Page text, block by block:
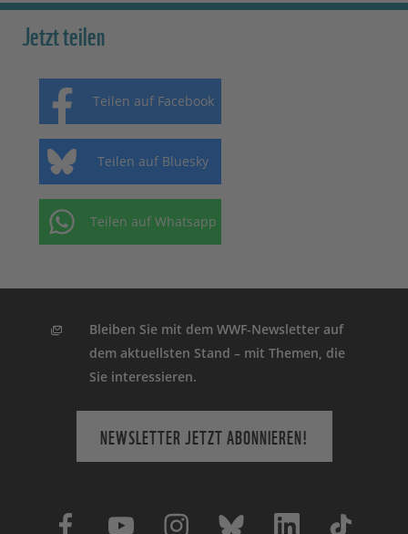
Jetzt teilen
Teilen auf Facebook
Teilen auf Bluesky
Teilen auf Whatsapp
Bleiben Sie mit dem WWF-Newsletter auf
dem aktuellsten Stand – mit Themen, die
Sie interessieren.
NEWSLETTER JETZT ABONNIEREN!